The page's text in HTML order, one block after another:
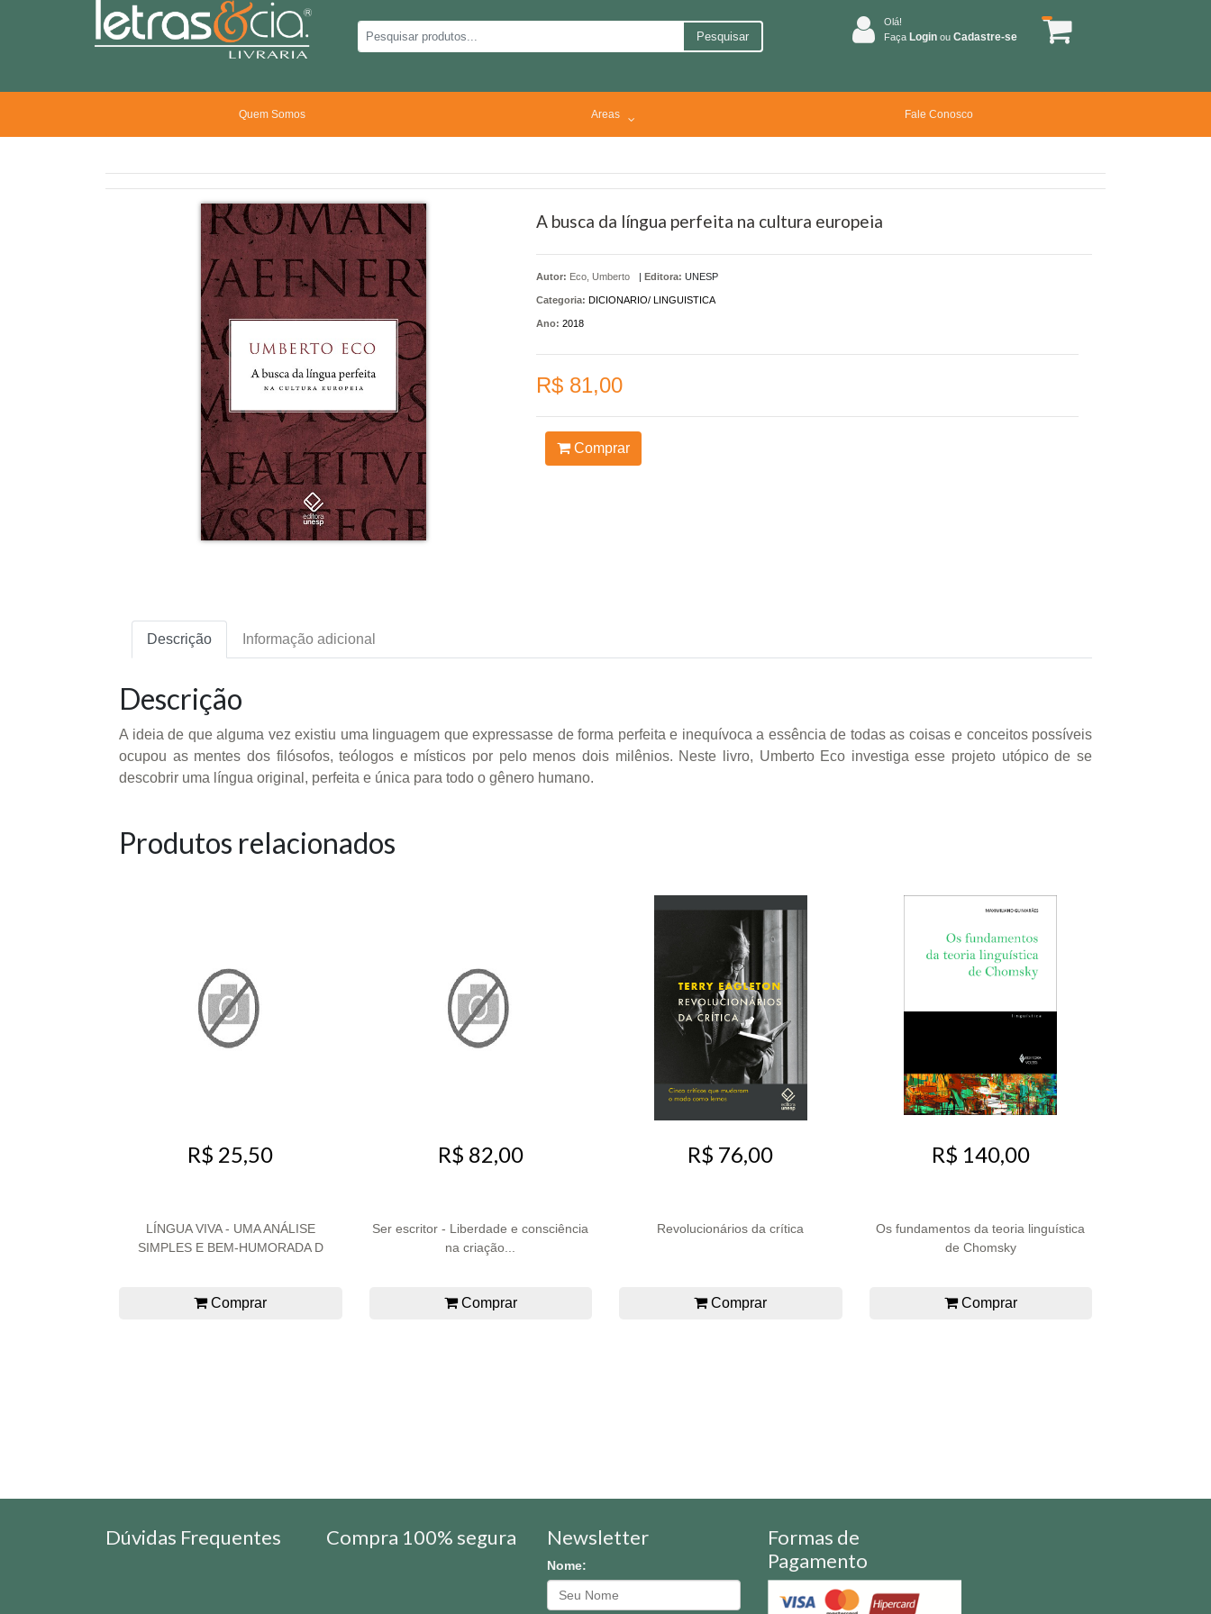
Pesquisar
Olá!
Faça Login ou Cadastre-se
Quem Somos Areas Fale Conosco
A busca da língua perfeita na cultura europeia
Autor: Eco, Umberto | Editora: UNESP
Categoria: DICIONARIO/ LINGUISTICA
Ano: 2018
R$ 81,00
Comprar
Descrição Informação adicional
Descrição
A ideia de que alguma vez existiu uma linguagem que expressasse de forma perfeita e inequívoca a essência de todas as coisas e conceitos possíveis
ocupou as mentes dos filósofos, teólogos e místicos por pelo menos dois milênios. Neste livro, Umberto Eco investiga esse projeto utópico de se
descobrir uma língua original, perfeita e única para todo o gênero humano.
Produtos relacionados
R$ 25,50
LÍNGUA VIVA - UMA ANÁLISE
SIMPLES E BEM-HUMORADA D
Comprar
R$ 82,00
Ser escritor - Liberdade e consciência
na criação...
Comprar
R$ 76,00
Revolucionários da crítica
Comprar
R$ 140,00
Os fundamentos da teoria linguística
de Chomsky
Comprar
Dúvidas Frequentes Compra 100% segura Newsletter
Nome:
Formas de
Pagamento